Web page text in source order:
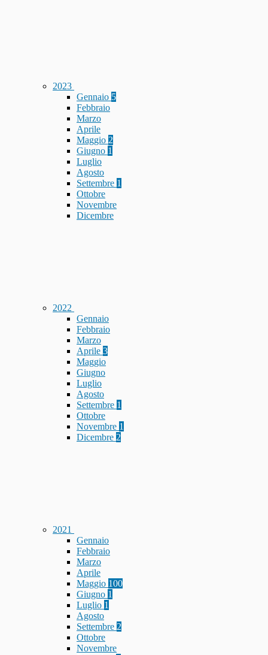
2023
Gennaio 5
Febbraio
Marzo
Aprile
Maggio 2
Giugno 1
Luglio
Agosto
Settembre 1
Ottobre
Novembre
Dicembre
2022
Gennaio
Febbraio
Marzo
Aprile 3
Maggio
Giugno
Luglio
Agosto
Settembre 1
Ottobre
Novembre 1
Dicembre 2
2021
Gennaio
Febbraio
Marzo
Aprile
Maggio 100
Giugno 1
Luglio 1
Agosto
Settembre 2
Ottobre
Novembre